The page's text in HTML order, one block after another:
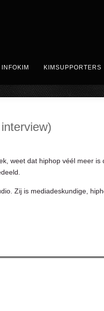
INFOKIM KIMSUPPORTERS
weet dat hiphop véél meer is
Zij is mediadeskundige,